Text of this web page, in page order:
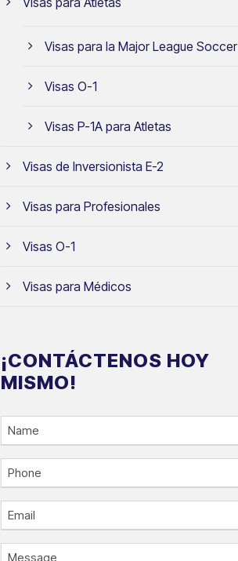
Visas para la Major League Soccer
Visas O-1
Visas P-1A para Atletas
Visas de Inversionista E-2
Visas para Profesionales
Visas O-1
Visas para Médicos
¡CONTÁCTENOS HOY
MISMO!
N
a
m
e
P
h
n
m
M